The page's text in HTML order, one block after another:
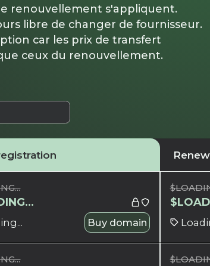
renouvellement s'appliquent.
libre de changer de fournisseur.
car les prix de transfert
ceux du renouvellement.
Renew
Buy domain
$
$
$